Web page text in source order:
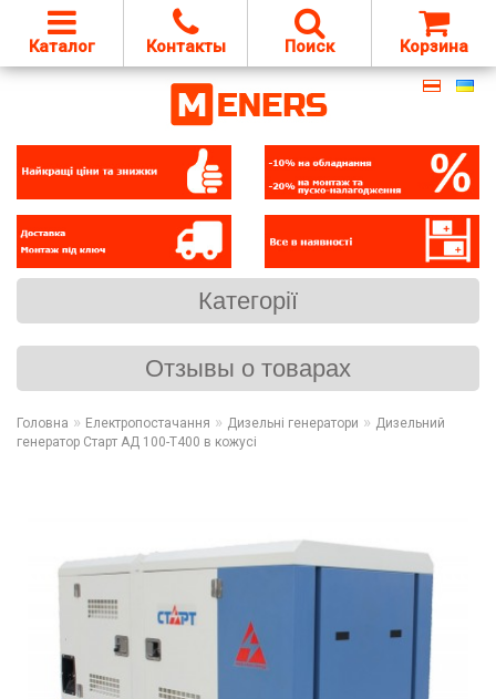
Каталог Корзина
Поиск
Контакты
Категорії
Отзывы о товарах
Головна » Електропостачання » Дизельні генератори » Дизельний
генератор Старт АД 100-Т400 в кожусі